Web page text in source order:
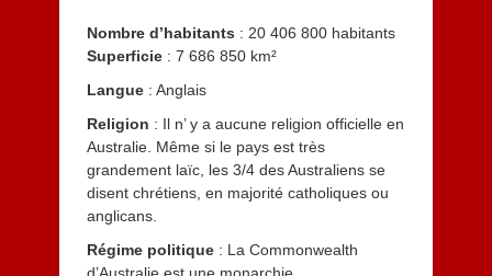
Nombre d’habitants : 20 406 800 habitants
Superficie: 7 686 850 km²
Langue: Anglais
Religion : Il n’ y a aucune religion officielle en
Australie. Même si le pays est très
grandement laïc, les 3/4 des Australiens se
disent chrétiens, en majorité catholiques ou
anglicans.
Régime politique: La Commonwealth
d’Australie est une monarchie